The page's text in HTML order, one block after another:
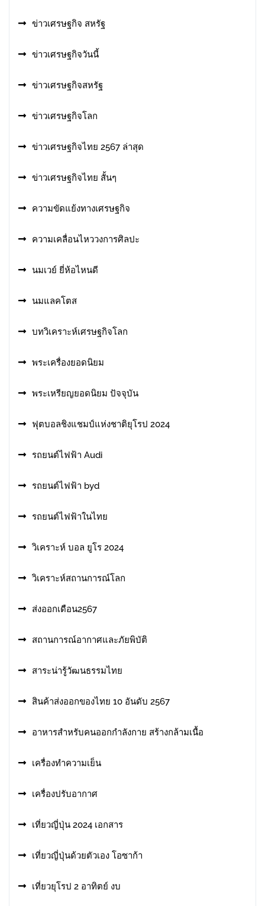
ข่าวเศรษฐกิจ สหรัฐ
ข่าวเศรษฐกิจวันนี้
ข่าวเศรษฐกิจสหรัฐ
ข่าวเศรษฐกิจโลก
ข่าวเศรษฐกิจไทย 2567 ล่าสุด
ข่าวเศรษฐกิจไทย สั้นๆ
ความขัดแย้งทางเศรษฐกิจ
ความเคลื่อนไหววงการศิลปะ
นมเวย์ ยี่ห้อไหนดี
นมแลคโตส
บทวิเคราะห์เศรษฐกิจโลก
พระเครื่องยอดนิยม
พระเหรียญยอดนิยม ปัจจุบัน
ฟุตบอลชิงแชมป์แห่งชาติยุโรป 2024
รถยนต์ไฟฟ้า Audi
รถยนต์ไฟฟ้า byd
รถยนต์ไฟฟ้าในไทย
วิเคราะห์ บอล ยูโร 2024
วิเคราะห์สถานการณ์โลก
ส่งออกเดือน2567
สถานการณ์อากาศและภัยพิบัติ
สาระน่ารู้วัฒนธรรมไทย
สินค้าส่งออกของไทย 10 อันดับ 2567
อาหารสําหรับคนออกกําลังกาย สร้างกล้ามเนื้อ
เครื่องทำความเย็น
เครื่องปรับอากาศ
เที่ยวญี่ปุ่น 2024 เอกสาร
เที่ยวญี่ปุ่นด้วยตัวเอง โอซาก้า
เที่ยวยุโรป 2 อาทิตย์ งบ